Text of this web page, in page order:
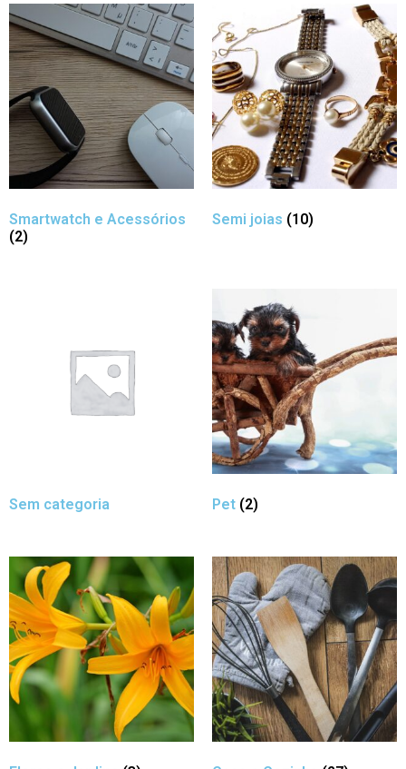
Smartwatch e Acessórios
(2)
Semi joias (10)
Sem categoria Pet (2)